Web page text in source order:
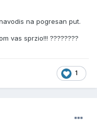
na pogresan put.
vas sprzio!!! ????????
1